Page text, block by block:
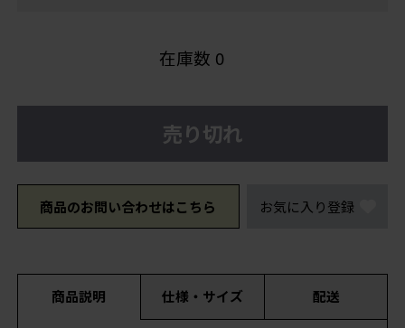
在庫数 0
売り切れ
商品のお問い合わせはこちら お気に入り登録
商品説明 仕様・サイズ 配送